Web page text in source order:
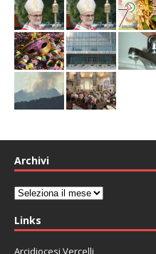
Archivi
Archivi
Links
Arcidiocesi Vercelli